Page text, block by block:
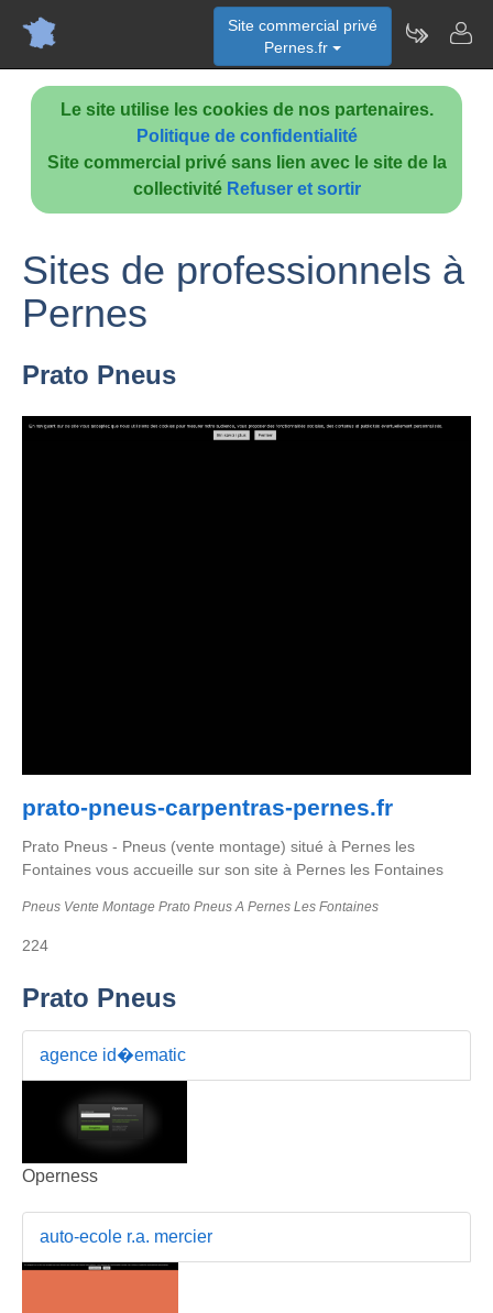
Le site utilise les cookies de nos partenaires.
Politique de confidentialité
Site commercial privé sans lien avec le site de la
collectivité Refuser et sortir
Site commercial privé
Pernes.fr
Sites de professionnels à
Pernes
Prato Pneus
prato-pneus-carpentras-pernes.fr
Prato Pneus - Pneus (vente montage) situé à Pernes les
Fontaines vous accueille sur son site à Pernes les Fontaines
Pneus Vente Montage Prato Pneus A Pernes Les Fontaines
224
Prato Pneus
agence id�ematic
Operness
auto-ecole r.a. mercier